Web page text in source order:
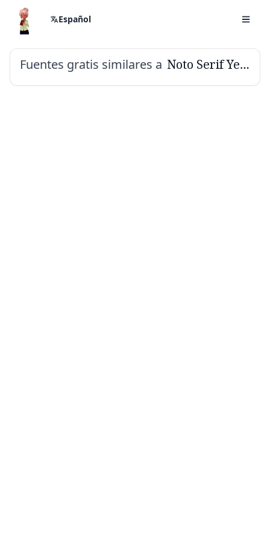
Español
Fuentes gratis similares a Noto Serif Yezidi